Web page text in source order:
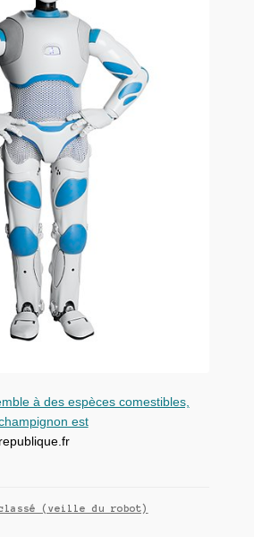
à des espèces comestibles,
est
classé (veille du robot)